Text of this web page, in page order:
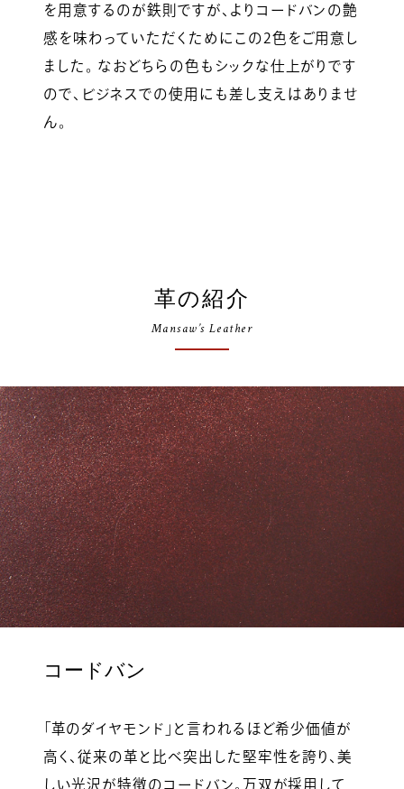
を用意するのが鉄則ですが、よりコードバンの艶
感を味わっていただくためにこの2色をご用意し
ました。 なおどちらの色もシックな仕上がりです
ので、ビジネスでの使用にも差し支えはありませ
ん。
革の紹介
Mansaw’s Leather
コードバン
「革のダイヤモンド」と言われるほど希少価値が
高く、従来の革と比べ突出した堅牢性を誇り、美
しい光沢が特徴のコードバン。万双が採用して